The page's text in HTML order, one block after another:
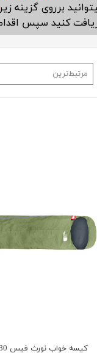
برروی گزینه زیر
کنید سپس
مرتبط‌ترین
کیسه خواب نورث فیس 180